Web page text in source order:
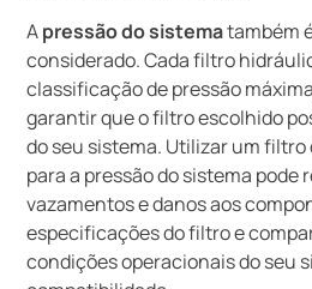
Apressão do sistematambém
considerado. Cada filtro
classificação de pressão
garantir que o filtro escolhido
do seu sistema. Utilizar um filtro
para a pressão do sistema pode
vazamentos e danos aos
especificações do filtro e
condições operacionais do seu